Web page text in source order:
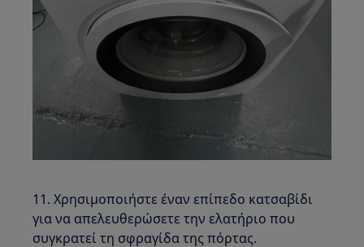
11. Χρησιμοποιήστε έναν επίπεδο κατσαβίδι
για να απελευθερώσετε την ελατήριο που
συγκρατεί τη σφραγίδα της πόρτας.